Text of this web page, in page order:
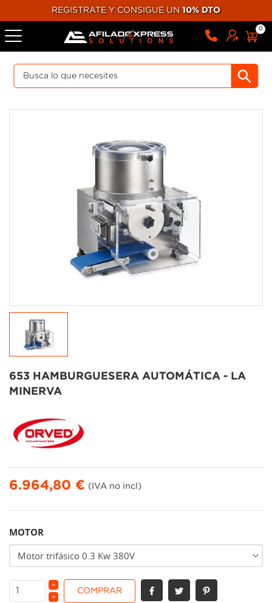
REGISTRATE Y CONSIGUE UN 10% DTO
0
653 HAMBURGUESERA AUTOMÁTICA - LA
MINERVA
6.964,80 € (IVA no incl)
MOTOR
COMPRAR